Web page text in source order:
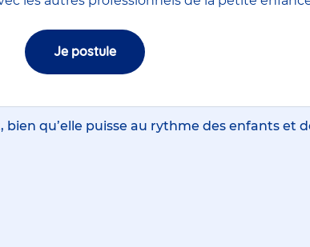
Je postule
bien qu’elle puisse au rythme des enfants et